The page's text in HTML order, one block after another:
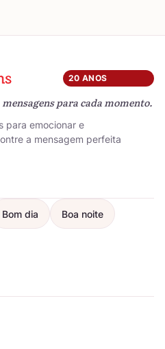
20 ANOS
para cada momento.
para emocionar e
a mensagem perfeita
Bom dia Boa noite